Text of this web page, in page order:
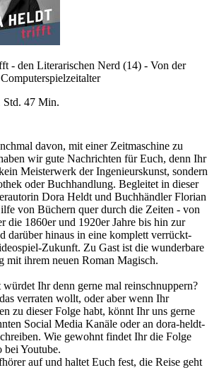
- den Literarischen Nerd (14) - Von der
Std. 47 Min.
davon, mit einer Zeitmaschine zu
wir gute Nachrichten für Euch, denn Ihr
Meisterwerk der Ingenieurskunst, sondern
oder Buchhandlung. Begleitet in dieser
Dora Heldt und Buchhändler Florian
von Büchern quer durch die Zeiten - von
die 1860er und 1920er Jahre bis hin zur
darüber hinaus in eine komplett verrückt-
Zukunft. Zu Gast ist die wunderbare
mit ihrem neuen Roman Magisch.
Ihr denn gerne mal reinschnuppern?
verraten wollt, oder aber wenn Ihr
zu dieser Folge habt, könnt Ihr uns gerne
Social Media Kanäle oder an dora-heldt-
Wie gewohnt findet Ihr die Folge
bei Youtube.
auf und haltet Euch fest, die Reise geht